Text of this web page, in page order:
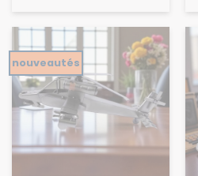
nouveautés